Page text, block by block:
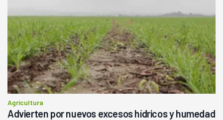
Agricultura
Advierten por nuevos excesos hídricos y humedad